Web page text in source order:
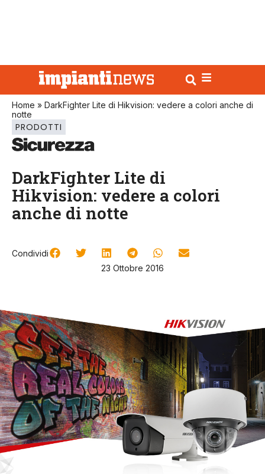
Home » DarkFighter Lite di Hikvision: vedere a colori anche di
notte
PRODOTTI
DarkFighter Lite di
Hikvision: vedere a colori
anche di notte
Condividi
23 Ottobre 2016